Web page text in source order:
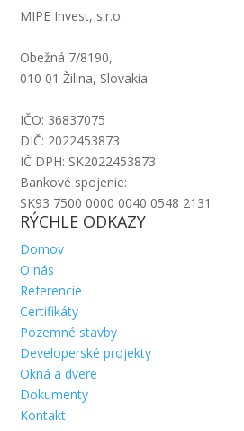
MIPE Invest, s.r.o.
Obežná 7/8190,
010 01 Žilina, Slovakia
IČO: 36837075
DIČ: 2022453873
IČ DPH: SK2022453873
Bankové spojenie:
SK93 7500 0000 0040 0548 2131
RÝCHLE ODKAZY
Domov
O nás
Referencie
Certifikáty
Pozemné stavby
Developerské projekty
Okná a dvere
Dokumenty
Kontakt